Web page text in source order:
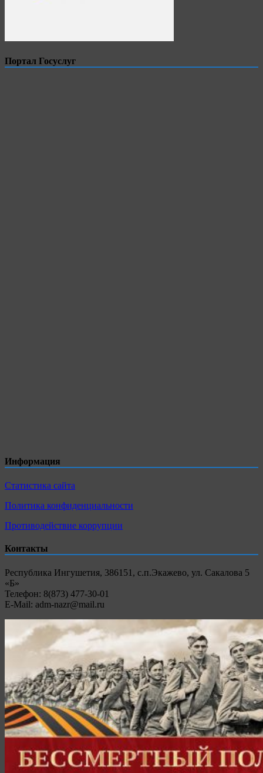
Портал Госуслуг
Информация
Статистика сайта
Политика конфиденциальности
Противодействие коррупции
Контакты
Республика Ингушетия, 386151, с.п.Экажево, ул. Сакалова 5
«Б»
Телефон: 8(873) 477-30-01
E-Mail: adm-nazr@mail.ru